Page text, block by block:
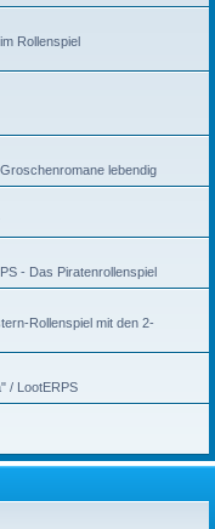
Rollenspiel
lebendig
- Das Piratenrollenspiel
Rollenspiel mit den 2-
/ LootERPS